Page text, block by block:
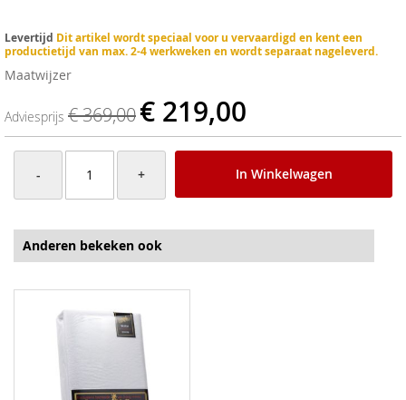
Levertijd Dit artikel wordt speciaal voor u vervaardigd en kent een
productietijd van max. 2-4 werkweken en wordt separaat nageleverd.
Maatwijzer
Adviesprijs € 369,00€ 219,00
- + In Winkelwagen
Anderen bekeken ook